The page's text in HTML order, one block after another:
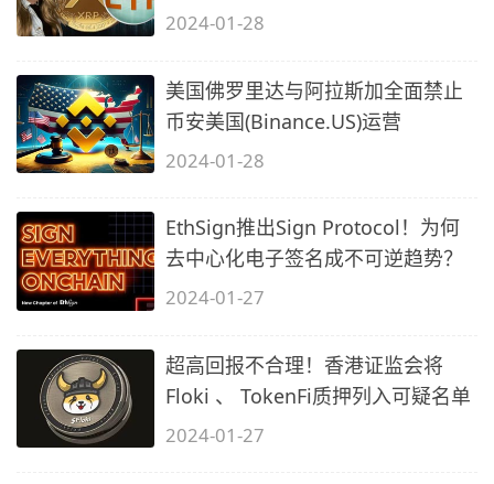
现货
2024-01-28
美国佛罗里达与阿拉斯加全面禁止
币安美国(Binance.US)运营
2024-01-28
EthSign推出Sign Protocol！为何
去中心化电子签名成不可逆趋势？
2024-01-27
超高回报不合理！香港证监会将
Floki 、 TokenFi质押列入可疑名单
2024-01-27